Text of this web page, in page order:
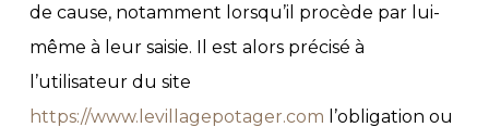
de cause, notamment lorsqu’il procède par lui-
même à leur saisie. Il est alors précisé à
l’utilisateur du site
https://www.levillagepotager.com l’obligation ou